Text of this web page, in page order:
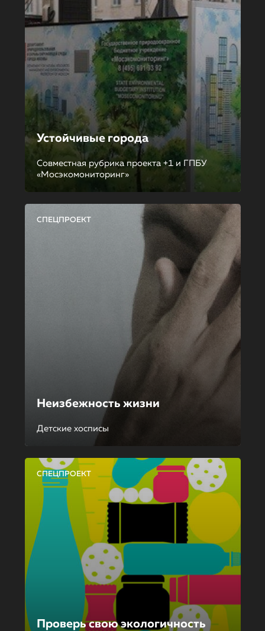
Устойчивые города
Совместная рубрика проекта +1 и ГПБУ
«Мосэкомониторинг»
СПЕЦПРОЕКТ
Неизбежность жизни
Детские хосписы
СПЕЦПРОЕКТ
Проверь свою экологичность